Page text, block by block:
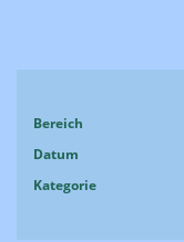
Bereich
Datum
Kategorie